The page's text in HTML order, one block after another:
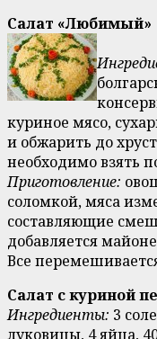
Салат «Любимый»
куриное мясо,
и обжарить до
необходимо взять
Приготовление:
соломкой, мяса
составляющие
добавляется
Все
Салат с куриной
Ингредиенты: 3
луковицы, 4 яйца,